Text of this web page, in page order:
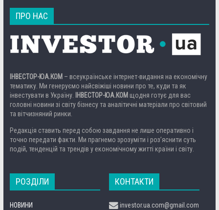
ПРО НАС
ІНВЕСТОР-ЮА.КОМ – всеукраїнське інтернет-видання на економічну
тематику. Ми генеруємо найсвіжіші новини про те, куди та як
інвестувати в Україну.
ІНВЕСТОР-ЮА.КОМ щодня готує для вас
головні новини зі світу бізнесу та аналітичні матеріали про світовий
та вітчизняний ринки.
Редакція ставить перед собою завдання не лише оперативно і
точно передати факти. Ми прагнемо зрозуміти і роз’яснити суть
подій, тенденцій та трендів у економічному житті країни і світу.
РОЗДІЛИ
НОВИНИ
КОНТАКТИ
investor.ua.com@gmail.com